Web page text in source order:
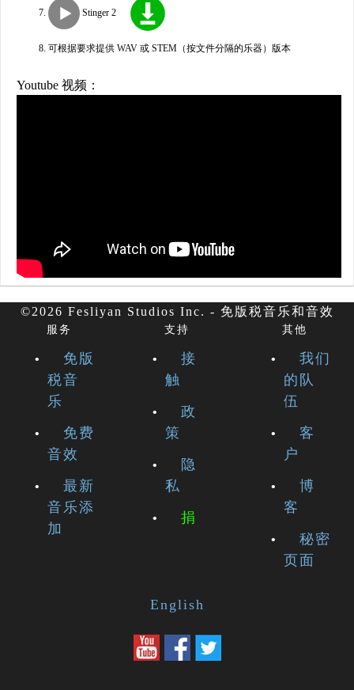
Stinger 2
可根据要求提供 WAV 或 STEM（按文件分隔的乐器）版本
Youtube 视频：
©2026 Fesliyan Studios Inc. - 免版税音乐和音效
服务
免版
税音
乐
免费
音效
最新
音乐添
加
支持
接
触
政
策
隐
私
捐
其他
我们
的队
伍
客
户
博
客
秘密
页面
English